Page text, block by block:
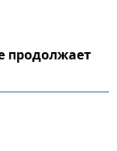
продолжает